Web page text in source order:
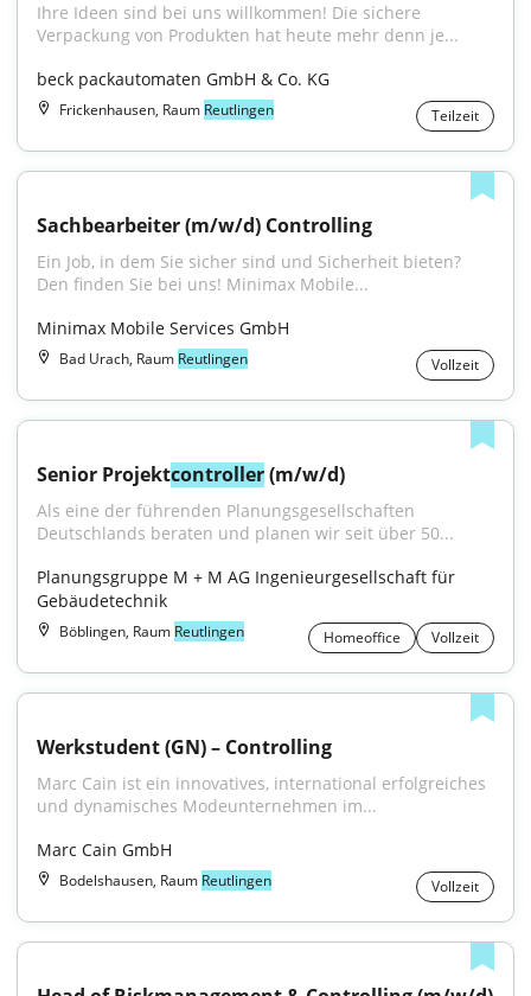
Ihre Ideen sind bei uns willkommen! Die sichere
Verpackung von Produkten hat heute mehr denn je...
beck packautomaten GmbH & Co. KG
Frickenhausen, Raum Reutlingen Teilzeit
Sachbearbeiter (m/w/d) Controlling
Ein Job, in dem Sie sicher sind und Sicherheit bieten?
Den finden Sie bei uns! Minimax Mobile...
Minimax Mobile Services GmbH
Bad Urach, Raum Reutlingen Vollzeit
Senior Projektcontroller (m/w/d)
Als eine der führenden Planungsgesellschaften
Deutschlands beraten und planen wir seit über 50...
Planungsgruppe M + M AG Ingenieurgesellschaft für
Gebäudetechnik
Böblingen, Raum Reutlingen Homeoffice Vollzeit
Werkstudent (GN) – Controlling
Marc Cain ist ein inno­vatives, inter­national erfolg­reiches
und dyna­misches Mode­unternehmen im...
Marc Cain GmbH
Bodelshausen, Raum Reutlingen Vollzeit